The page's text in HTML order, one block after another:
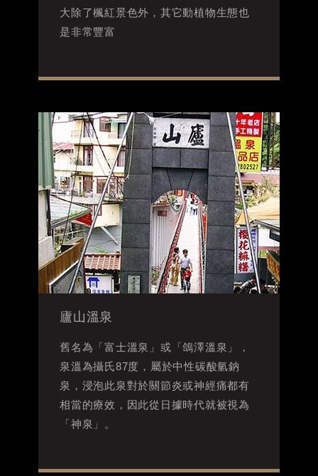
大除了楓紅景色外，其它動植物生態也
是非常豐富
廬山溫泉
舊名為「富士溫泉」或「鴿澤溫泉」，
泉溫為攝氏87度，屬於中性碳酸氫鈉
泉，浸泡此泉對於關節炎或神經痛都有
相當的療效，因此從日據時代就被視為
「神泉」。